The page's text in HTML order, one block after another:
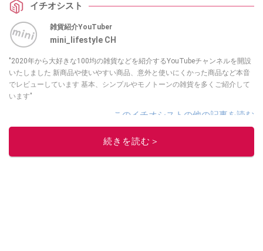
イチオシスト
雑貨紹介YouTuber
mini_lifestyle CH
"2020年から大好きな100均の雑貨などを紹介するYouTubeチャンネルを開設
いたしました 新商品や使いやすい商品、意外と使いにくかった商品など本音
でレビューしています 基本、シンプルやモノトーンの雑貨を多くご紹介して
います"
このイチオシストの他の記事を読む
続きを読む＞